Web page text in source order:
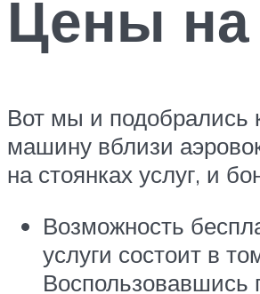
Цены на
Вот мы и подобрались
машину вблизи
на стоянках услуг, и
Возможность
услуги состоит в
Воспользовавшись